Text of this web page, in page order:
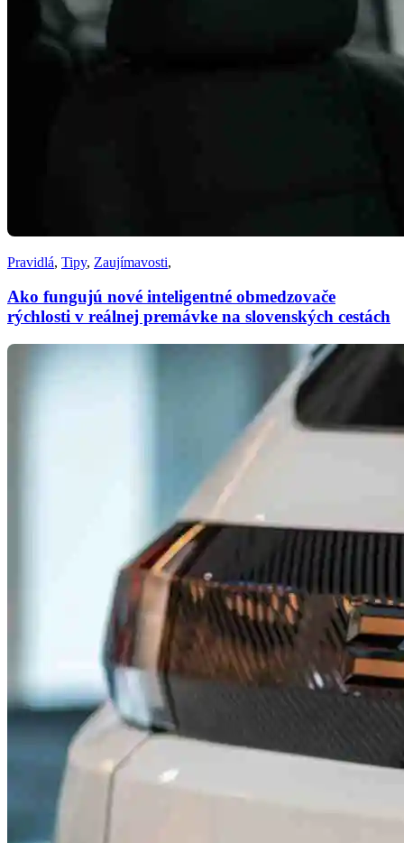
Pravidlá, Tipy, Zaujímavosti,
Ako fungujú nové inteligentné obmedzovače
rýchlosti v reálnej premávke na slovenských cestách